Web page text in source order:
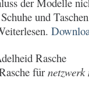
und
Rasche
für